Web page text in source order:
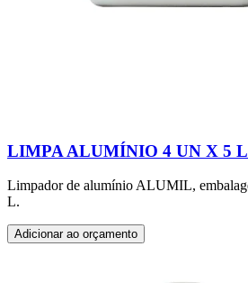
LIMPA ALUMÍNIO 4 UN X 5
Limpador de alumínio ALUMIL,
L.
Adicionar ao orçamento